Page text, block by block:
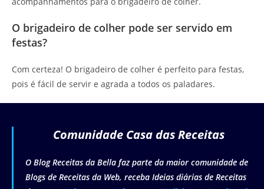
O brigadeiro de colher pode ser servido em
festas?
Com certeza! O brigadeiro de colher é perfeito para festas,
pois é fácil de servir e agrada a todos os paladares.
Comunidade Casa das Receitas
O Blog Receitas da Bella faz parte da maior comunidade de
Blogs de Receitas da Web, receba Ideias diárias de Receitas